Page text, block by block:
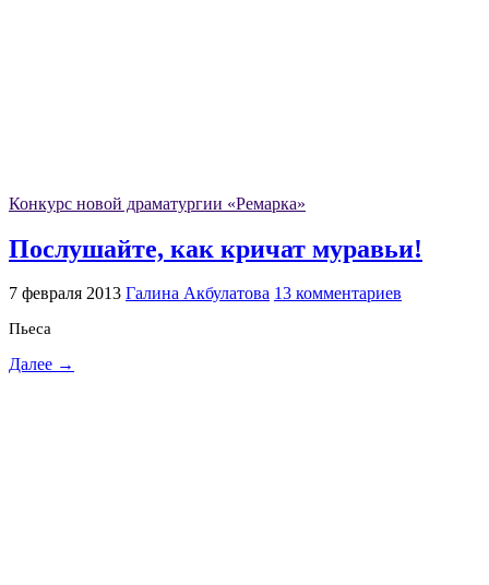
Конкурс новой драматургии «Ремарка»
Послушайте, как кричат муравьи!
7 февраля 2013 Галина Акбулатова 13 комментариев
Пьеса
Далее →